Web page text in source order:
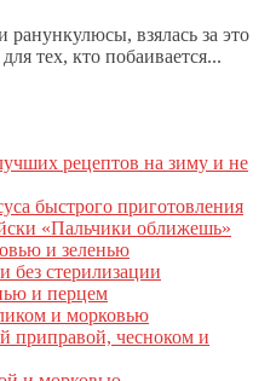
взялась за это
тех, кто побаивается...
рецептов на зиму и не
быстрого приготовления
«Пальчики оближешь»
и зеленью
без стерилизации
и перцем
и морковью
приправой, чесноком и